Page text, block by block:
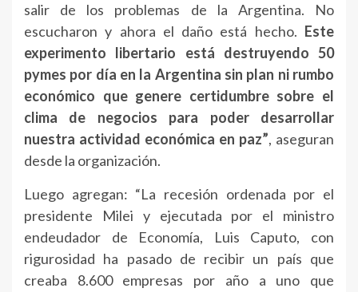
salir de los problemas de la Argentina. No
escucharon y ahora el daño está hecho. Este
experimento libertario está destruyendo 50
pymes por día en la Argentina sin plan ni rumbo
económico que genere certidumbre sobre el
clima de negocios para poder desarrollar
nuestra actividad económica en paz”, aseguran
desde la organización.
Luego agregan: “La recesión ordenada por el
presidente Milei y ejecutada por el ministro
endeudador de Economía, Luis Caputo, con
rigurosidad ha pasado de recibir un país que
creaba 8.600 empresas por año a uno que